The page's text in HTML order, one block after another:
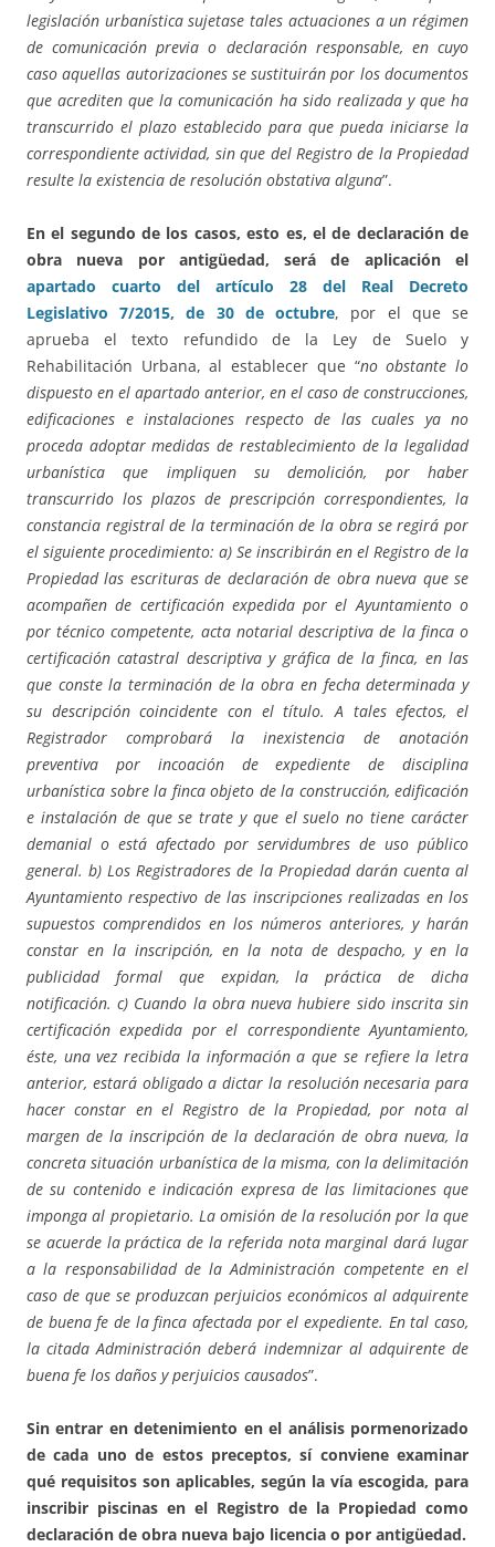
legislación urbanística sujetase tales actuaciones a un régimen
de comunicación previa o declaración responsable, en cuyo
caso aquellas autorizaciones se sustituirán por los documentos
que acrediten que la comunicación ha sido realizada y que ha
transcurrido el plazo establecido para que pueda iniciarse la
correspondiente actividad, sin que del Registro de la Propiedad
resulte la existencia de resolución obstativa alguna”.
En el segundo de los casos, esto es, el de declaración de
obra nueva por antigüedad, será de aplicación el
apartado cuarto del artículo 28 del Real Decreto
Legislativo 7/2015, de 30 de octubre, por el que se
aprueba el texto refundido de la Ley de Suelo y
Rehabilitación Urbana, al establecer que “no obstante lo
dispuesto en el apartado anterior, en el caso de construcciones,
edificaciones e instalaciones respecto de las cuales ya no
proceda adoptar medidas de restablecimiento de la legalidad
urbanística que impliquen su demolición, por haber
transcurrido los plazos de prescripción correspondientes, la
constancia registral de la terminación de la obra se regirá por
el siguiente procedimiento: a) Se inscribirán en el Registro de la
Propiedad las escrituras de declaración de obra nueva que se
acompañen de certificación expedida por el Ayuntamiento o
por técnico competente, acta notarial descriptiva de la finca o
certificación catastral descriptiva y gráfica de la finca, en las
que conste la terminación de la obra en fecha determinada y
su descripción coincidente con el título. A tales efectos, el
Registrador comprobará la inexistencia de anotación
preventiva por incoación de expediente de disciplina
urbanística sobre la finca objeto de la construcción, edificación
e instalación de que se trate y que el suelo no tiene carácter
demanial o está afectado por servidumbres de uso público
general. b) Los Registradores de la Propiedad darán cuenta al
Ayuntamiento respectivo de las inscripciones realizadas en los
supuestos comprendidos en los números anteriores, y harán
constar en la inscripción, en la nota de despacho, y en la
publicidad formal que expidan, la práctica de dicha
notificación. c) Cuando la obra nueva hubiere sido inscrita sin
certificación expedida por el correspondiente Ayuntamiento,
éste, una vez recibida la información a que se refiere la letra
anterior, estará obligado a dictar la resolución necesaria para
hacer constar en el Registro de la Propiedad, por nota al
margen de la inscripción de la declaración de obra nueva, la
concreta situación urbanística de la misma, con la delimitación
de su contenido e indicación expresa de las limitaciones que
imponga al propietario. La omisión de la resolución por la que
se acuerde la práctica de la referida nota marginal dará lugar
a la responsabilidad de la Administración competente en el
caso de que se produzcan perjuicios económicos al adquirente
de buena fe de la finca afectada por el expediente. En tal caso,
la citada Administración deberá indemnizar al adquirente de
buena fe los daños y perjuicios causados”.
Sin entrar en detenimiento en el análisis pormenorizado
de cada uno de estos preceptos, sí conviene examinar
qué requisitos son aplicables, según la vía escogida, para
inscribir piscinas en el Registro de la Propiedad como
declaración de obra nueva bajo licencia o por antigüedad.